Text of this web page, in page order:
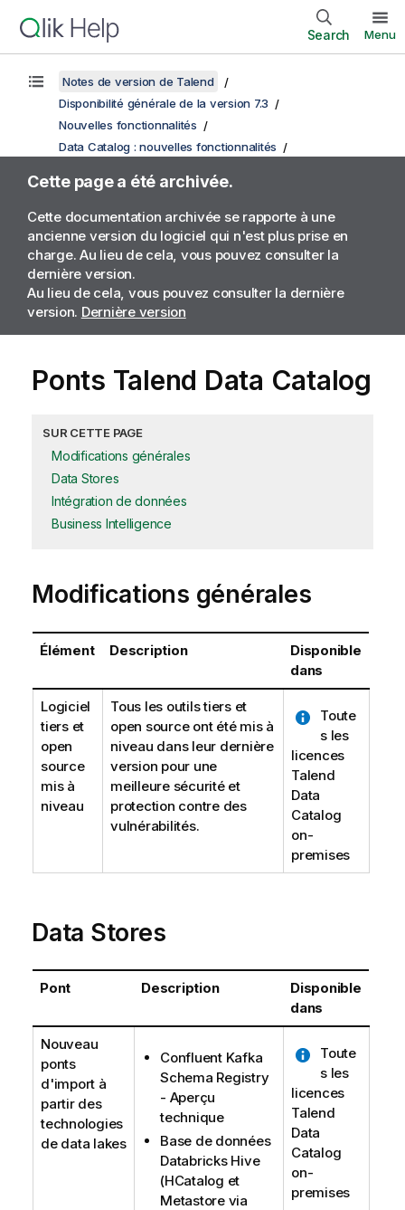
Search Menu
Notes de version de Talend
Disponibilité générale de la version 7.3
Nouvelles fonctionnalités
Data Catalog : nouvelles fonctionnalités
Cette page a été archivée.
Cette documentation archivée se rapporte à une
ancienne version du logiciel qui n'est plus prise en
charge. Au lieu de cela, vous pouvez consulter la
dernière version.
Au lieu de cela, vous pouvez consulter la dernière
version. Dernière version
Ponts Talend Data Catalog
SUR CETTE PAGE
Modifications générales
Data Stores
Intégration de données
Business Intelligence
Modifications générales
Élément Description
Disponible
dans
Logiciel
tiers et
open
source
mis à
niveau
Tous les outils tiers et
open source ont été mis à
niveau dans leur dernière
version pour une
meilleure sécurité et
protection contre des
vulnérabilités.
Toute
s les
licences
Talend
Data
Catalog
on-
premises
Data Stores
Pont Description
Disponible
dans
Nouveau
ponts
d'import à
partir des
technologies
de data lakes
Confluent Kafka
Schema Registry
- Aperçu
technique
Base de données
Databricks Hive
(HCatalog et
Metastore via
Toute
s les
licences
Talend
Data
Catalog
on-
premises